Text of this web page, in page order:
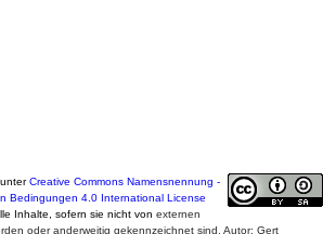
Creative Commons Namensnennung -
Bedingungen 4.0 International License
Inhalte, sofern sie nicht von externen
oder anderweitig gekennzeichnet sind. Autor: Gert